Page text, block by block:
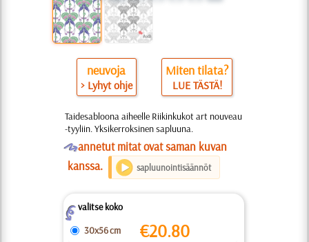
neuvoja
> Lyhyt ohje
Miten tilata?
LUE TÄSTÄ!
Taidesabloona aiheelle Riikinkukot art nouveau
-tyyliin. Yksikerroksinen sapluuna.
Oannetut mitat ovat saman kuvan
kanssa.
sapluunointisäännöt
Zvalitse koko
30x56 cm
€20.80